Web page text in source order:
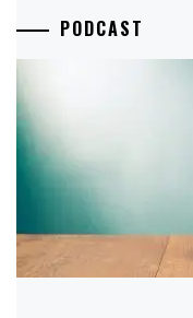
PODCAST